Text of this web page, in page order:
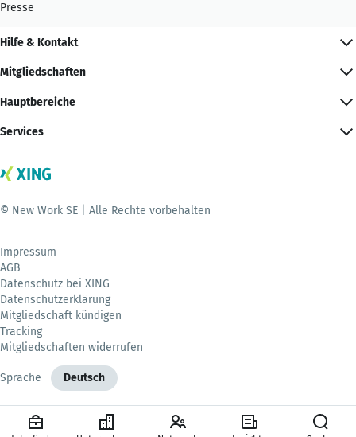
Presse
Hilfe & Kontakt
Mitgliedschaften
Hauptbereiche
Services
© New Work SE | Alle Rechte vorbehalten
Impressum
AGB
Datenschutz bei XING
Datenschutzerklärung
Mitgliedschaft kündigen
Tracking
Mitgliedschaften widerrufen
Sprache Deutsch